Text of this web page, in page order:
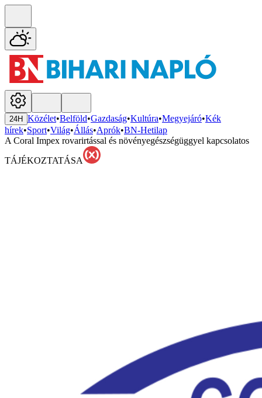
24H Közélet•Belföld•Gazdaság•Kultúra•Megyejáró•Kék
hírek•Sport•Világ•Állás•Aprók•BN-Hetilap
A Coral Impex rovarirtással és növényegészségüggyel kapcsolatos
TÁJÉKOZTATÁSA